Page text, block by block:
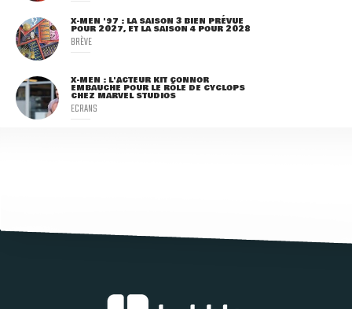
X-MEN '97 : LA SAISON 3 BIEN PRÉVUE
POUR 2027, ET LA SAISON 4 POUR 2028
BRÈVE
X-MEN : L'ACTEUR KIT CONNOR
EMBAUCHÉ POUR LE RÔLE DE CYCLOPS
CHEZ MARVEL STUDIOS
ECRANS